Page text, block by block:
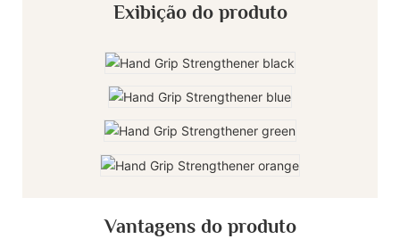
Exibição do produto
Vantagens do produto